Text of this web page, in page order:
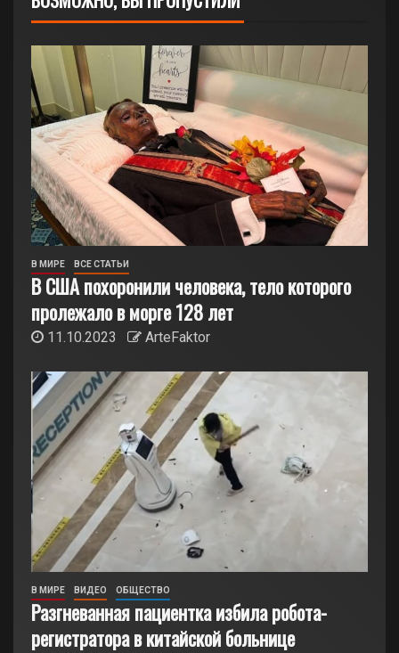
В МИРЕ ВСЕ СТАТЬИ
В США похоронили человека, тело которого
пролежало в морге 128 лет
11.10.2023 ArteFaktor
В МИРЕ ВИДЕО ОБЩЕСТВО
Разгневанная пациентка избила робота-
регистратора в китайской больнице